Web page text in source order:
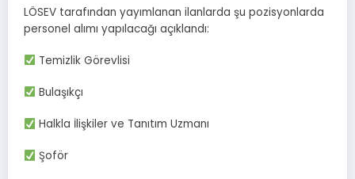
LÖSEV tarafından yayımlanan ilanlarda şu pozisyonlarda
personel alımı yapılacağı açıklandı:
Temizlik Görevlisi
Bulaşıkçı
Halkla İlişkiler ve Tanıtım Uzmanı
Şoför